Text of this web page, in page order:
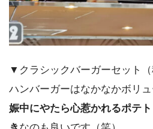
▼クラシックバーガーセット
ハンバーガーはなかなかボリ
娠中にやたら心惹かれるポテ